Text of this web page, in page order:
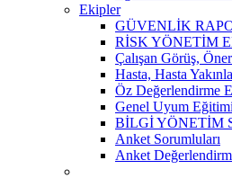
Ekipler
GÜVENLİK
RİSK YÖNETİM
Çalışan Görüş,
Hasta, Hasta
Öz Değerlendirme
Genel Uyum
BİLGİ YÖNETİM
Anket Sorumluları
Anket